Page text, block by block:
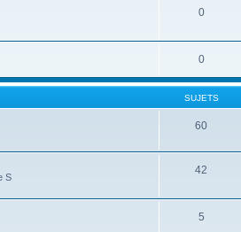
0
0
SUJETS
60
S
42
5